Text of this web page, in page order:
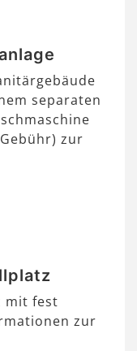
separaten
zur
mit fest
zur